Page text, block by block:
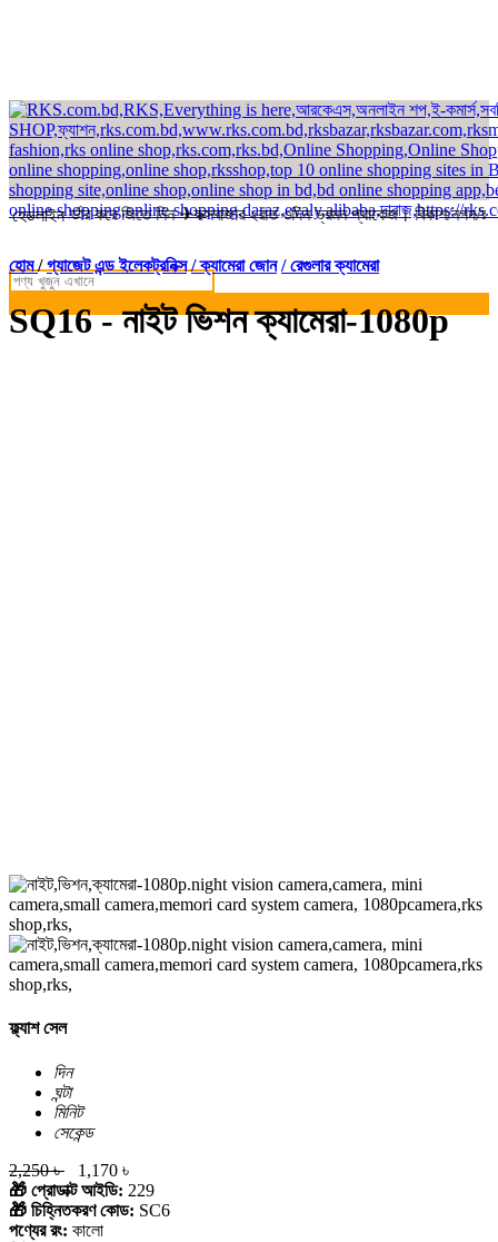
হেডলাইন
অর্ডার করে জিতে নিন ✈কক্সবাজার ২রাত ৩দিন ভ্রমন প্যাকেজ। বিকাশ/নগদ/
হোম/গ্যাজেট এন্ড ইলেকট্রনিক্স / ক্যামেরা জোন / রেগুলার ক্যামেরা
SQ16 - নাইট ভিশন ক্যামেরা-1080p
ফ্ল্যাশ সেল
দিন
ঘন্টা
মিনিট
সেকেন্ড
2,250 ৳
1,170 ৳
🎁 প্রোডাক্ট আইডি: 229
🎁 চিহ্নিতকরণ কোড: SC6
পণ্যের রং: কালো